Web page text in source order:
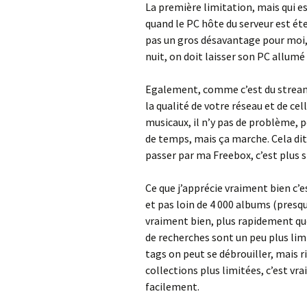
La première limitation, mais qui
quand le PC hôte du serveur est
pas un gros désavantage pour
nuit, on doit laisser son PC allumé
Egalement, comme c’est du
la qualité de votre réseau et de
musicaux, il n’y pas de problème,
de temps, mais ça marche. Cela
passer par ma Freebox, c’est plus
Ce que j’apprécie vraiment bien
et pas loin de 4 000 albums
vraiment bien, plus rapidement
de recherches sont un peu plus
tags on peut se débrouiller, mais
collections plus limitées, c’est
facilement.